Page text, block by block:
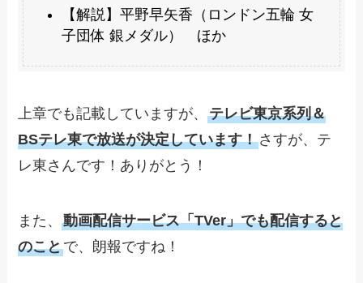
【解説】平野早矢香（ロンドン五輪 女
子団体 銀メダル） ほか
上章でも記載していますが、テレビ東京系列＆
BSテレ東で放送が決定しています！さすが、テ
レ東さんです！ありがとう！
また、動画配信サービス「TVer」でも配信すると
のことで、朗報ですね！